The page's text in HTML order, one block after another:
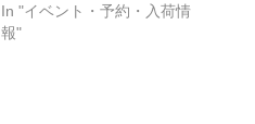
In "イベント・予約・入荷情
報"